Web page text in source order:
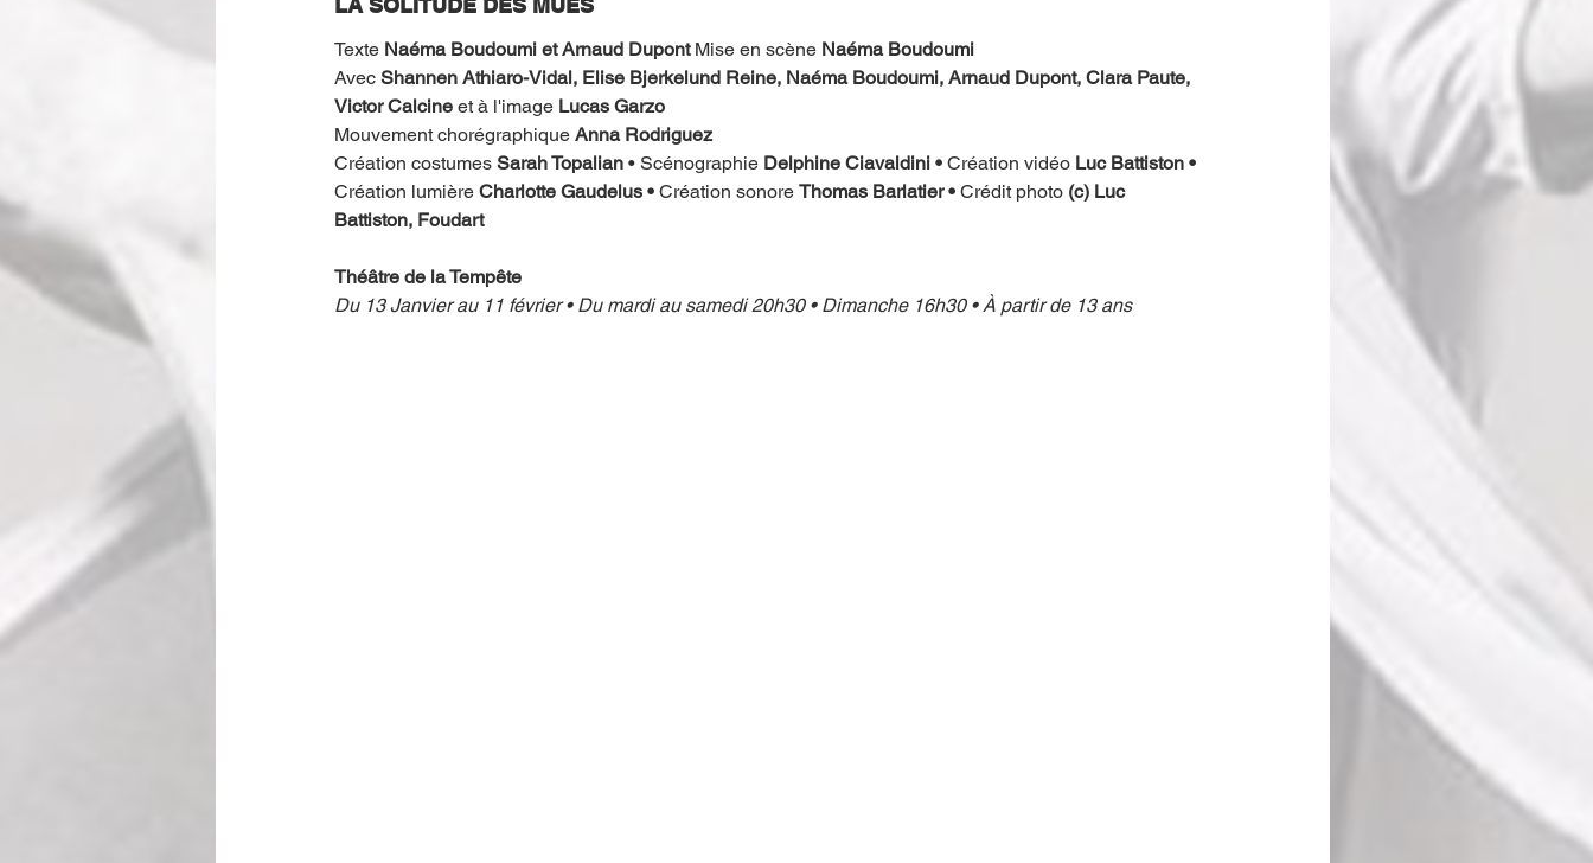
LA SOLITUDE DES MUES
Texte Naéma Boudoumi et Arnaud Dupont Mise en scène Naéma Boudoumi
Avec Shannen Athiaro-Vidal, Elise Bjerkelund Reine, Naéma Boudoumi, Arnaud Dupont, Clara Paute,
Victor Calcine et à l'image Lucas Garzo
Mouvement chorégraphique Anna Rodriguez
Création costumes Sarah Topalian • Scénographie Delphine Ciavaldini • Création vidéo Luc Battiston •
Création lumière Charlotte Gaudelus • Création sonore Thomas Barlatier • Crédit photo (c) Luc
Battiston, Foudart
Théâtre de la Tempête
Du 13 Janvier au 11 février • Du mardi au samedi 20h30 • Dimanche 16h30 • À partir de 13 ans